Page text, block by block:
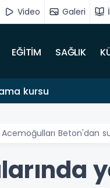
Video Galeri
EĞİTİM SAĞLIK
kursu
Beton'dan